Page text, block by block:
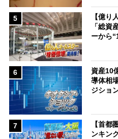
5
【億り
「総資
ーから
6
資産10
導体相
ジショ
7
【首都
ンキン